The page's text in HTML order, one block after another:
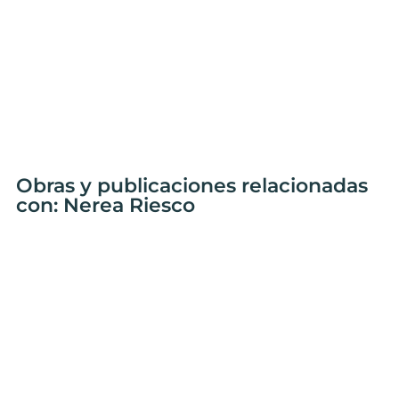
Obras y publicaciones relacionadas
con: Nerea Riesco